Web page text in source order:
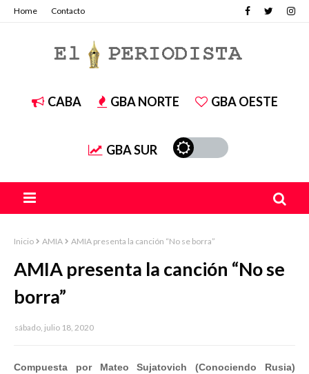
Home Contacto
CABA GBA NORTE GBA OESTE
GBA SUR
Inicio AMIA AMIA presenta la canción “No se borra”
AMIA presenta la canción “No se
borra”
sábado, julio 18, 2020
Compuesta por Mateo Sujatovich (Conociendo Rusia)